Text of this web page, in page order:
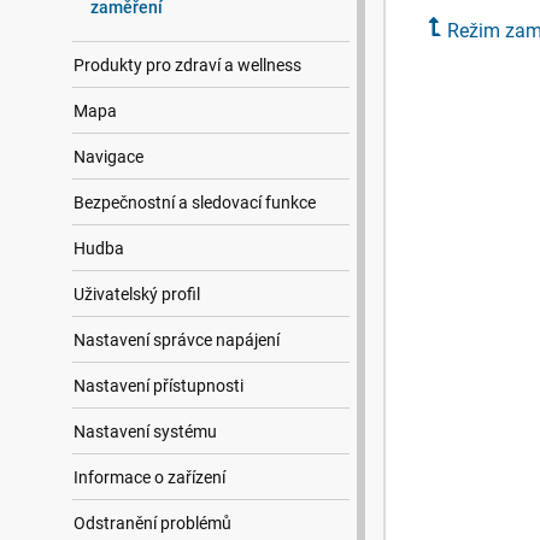
zaměření
Produkty pro zdraví a wellness
Mapa
Navigace
Bezpečnostní a sledovací funkce
Hudba
Uživatelský profil
Nastavení správce napájení
Nastavení přístupnosti
Nastavení systému
Informace o zařízení
Odstranění problémů
Režim